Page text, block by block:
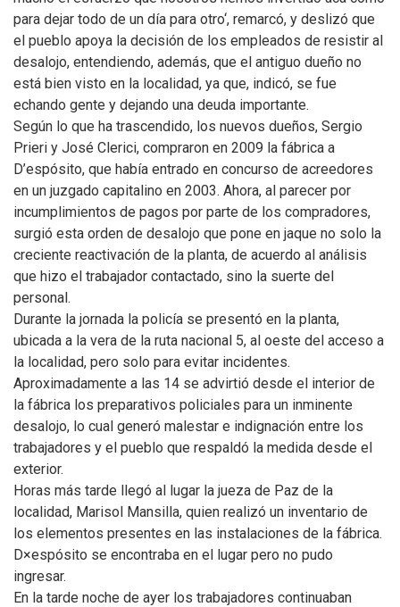
para dejar todo de un día para otro‘, remarcó, y deslizó que
el pueblo apoya la decisión de los empleados de resistir al
desalojo, entendiendo, además, que el antiguo dueño no
está bien visto en la localidad, ya que, indicó, se fue
echando gente y dejando una deuda importante.
Según lo que ha trascendido, los nuevos dueños, Sergio
Prieri y José Clerici, compraron en 2009 la fábrica a
D’espósito, que había entrado en concurso de acreedores
en un juzgado capitalino en 2003. Ahora, al parecer por
incumplimientos de pagos por parte de los compradores,
surgió esta orden de desalojo que pone en jaque no solo la
creciente reactivación de la planta, de acuerdo al análisis
que hizo el trabajador contactado, sino la suerte del
personal.
Durante la jornada la policía se presentó en la planta,
ubicada a la vera de la ruta nacional 5, al oeste del acceso a
la localidad, pero solo para evitar incidentes.
Aproximadamente a las 14 se advirtió desde el interior de
la fábrica los preparativos policiales para un inminente
desalojo, lo cual generó malestar e indignación entre los
trabajadores y el pueblo que respaldó la medida desde el
exterior.
Horas más tarde llegó al lugar la jueza de Paz de la
localidad, Marisol Mansilla, quien realizó un inventario de
los elementos presentes en las instalaciones de la fábrica.
D×espósito se encontraba en el lugar pero no pudo
ingresar.
En la tarde noche de ayer los trabajadores continuaban